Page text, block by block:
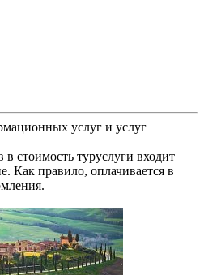
услуг и услуг
стоимость туруслуги входит
Как правило, оплачивается в